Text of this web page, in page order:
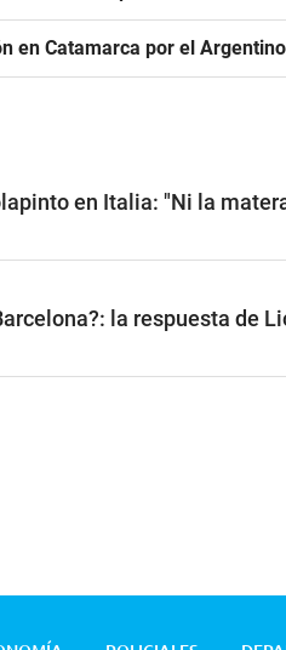
en Catamarca por el
en Italia: "Ni la
la respuesta de